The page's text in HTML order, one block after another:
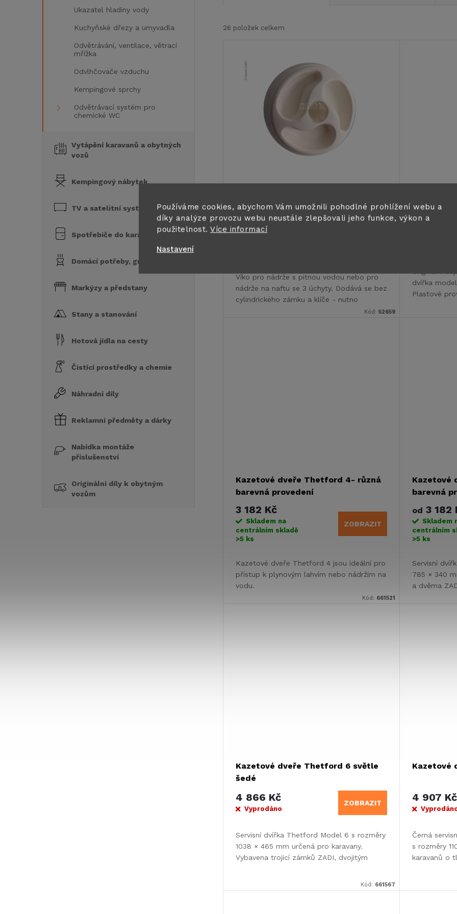
Používáme cookies, abychom Vám umožnili pohodlné prohlížení webu a
díky analýze provozu webu neustále zlepšovali jeho funkce, výkon a
použitelnost. Více informací
Nastavení
Ukazatel hladiny vody
Kuchyňské dřezy a umyvadla
Odvětrávání, ventilace, větrací
mřížka
Odvlhčovače vzduchu
Kempingové sprchy
Odvětrávací systém pro
chemické WC
Vytápění karavanů a obytných
vozů
Kempingový nábytek
TV a satelitní systémy
Spotřebiče do karavanu
Domácí potřeby, grily a vařiče
Markýzy a předstany
Stany a stanování
Hotová jídla na cesty
Čistící prostředky a chemie
Náhradní díly
Reklamní předměty a dárky
Nabídka montáže
příslušenství
Originální díly k obytným
vozům
d
k
26 položek celkem
p
r
o
u
Víko nádrže na vodu nebo naftu se
3 úchyty - bez cylindrického zámku
a klíče
od298 Kč
Víko pro nádrže s pitnou vodou nebo pro
nádrže na naftu se 3 úchyty. Dodává se bez
cylindrického zámku a klíče - nutno
Kód:52659
Čep
a FD 5 2ks
Originální
dvířka
Plastové
Kazetové dveře Thetford 4- různá
barevná provedení
3 182 Kč
Skladem na
centrálním skladě
>5 ks
ZOBRAZIT
Kazetové dveře Thetford 4 jsou ideální pro
přístup k plynovým lahvím nebo nádržím na
vodu.
Kód: 661521
Kazetové
barevná
od 3 182
Skladem
centrálním
>5 ks
Servisní
785 × 340
a dvěma
Kazetové dveře Thetford 6 světle
šedé
4 866 Kč
Vyprodáno
ZOBRAZIT
Servisní dvířka Thetford Model 6 s rozměry
1038 × 465 mm určená pro karavany.
Vybavena trojicí zámků ZADI, dvojitým
Kód: 661567
Kazetové
4 907 Kč
Černá
s rozměry
karavanů o